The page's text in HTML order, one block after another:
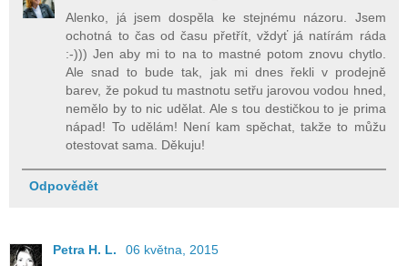
Alenko, já jsem dospěla ke stejnému názoru. Jsem
ochotná to čas od času přetřít, vždyť já natírám ráda
:-))) Jen aby mi to na to mastné potom znovu chytlo.
Ale snad to bude tak, jak mi dnes řekli v prodejně
barev, že pokud tu mastnotu setřu jarovou vodou hned,
nemělo by to nic udělat. Ale s tou destičkou to je prima
nápad! To udělám! Není kam spěchat, takže to můžu
otestovat sama. Děkuju!
Odpovědět
Petra H. L.
06 května, 2015